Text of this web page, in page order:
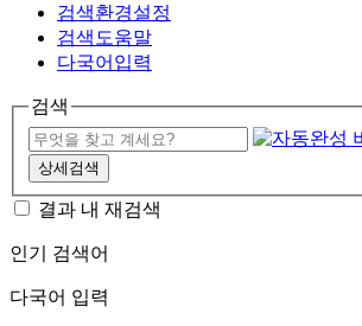
검색환경설정
검색도움말
다국어입력
검색
상세검색
결과 내 재검색
인기 검색어
다국어 입력